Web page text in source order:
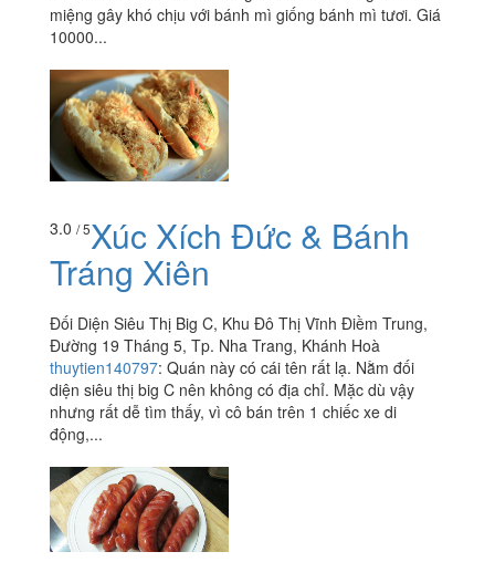
miệng gây khó chịu với bánh mì giống bánh mì tươi. Giá
10000...
3.0 / 5Xúc Xích Đức & Bánh
Tráng Xiên
Đối Diện Siêu Thị Big C, Khu Đô Thị Vĩnh Điềm Trung,
Đường 19 Tháng 5, Tp. Nha Trang, Khánh Hoà
thuytien140797: Quán này có cái tên rất lạ. Nằm đối
diện siêu thị big C nên không có địa chỉ. Mặc dù vậy
nhưng rất dễ tìm thấy, vì cô bán trên 1 chiếc xe di
động,...